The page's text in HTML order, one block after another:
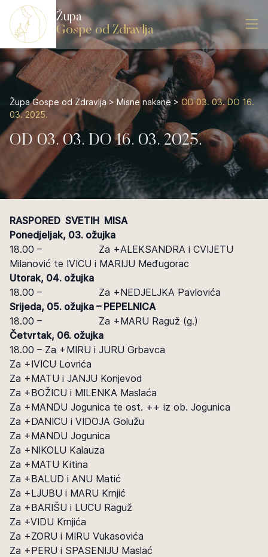
Župa
Gospe od Zdravlja
Župa Gospe od Zdravlja > Misne nakane> OD 03. 03. DO 16.
03. 2025.
OD 03. 03. DO 16. 03. 2025.
RASPORED SVETIH MISA
Ponedjeljak, 03. ožujka
18.00 – Za +ALEKSANDRA i CVIJETU
Milanović te IVICU i MARIJU Međugorac
Utorak, 04. ožujka
18.00 – Za +NEDJELJKA Pavlovića
Srijeda, 05. ožujka – PEPELNICA
18.00 – Za +MARU Raguž (g.)
Četvrtak, 06. ožujka
18.00 – Za +MIRU i JURU Grbavca
Za +IVICU Lovrića
Za +MATU i JANJU Konjevod
Za +BOŽICU i MILENKA Maslaća
Za +MANDU Jogunica te ost. ++ iz ob. Jogunica
Za +DANICU i VIDOJA Golužu
Za +MANDU Jogunica
Za +NIKOLU Kalauza
Za +MATU Kitina
Za +BALUD i ANU Matić
Za +LJUBU i MARU Krnjić
Za +BARIŠU i LUCU Raguž
Za +VIDU Krnjića
Za +ZORU i MIRU Vukasovića
Za +PERU i SPASENIJU Maslać